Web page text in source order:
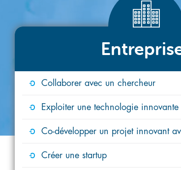
Collaborer avec un chercheur
Exploiter une technologie innovante
Co-développer un projet innovant
Créer une startup